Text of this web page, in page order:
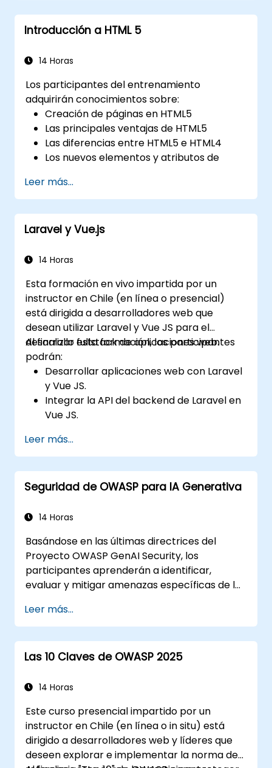
brechas en el pipeline, la formación combina
simulaciones de ataques en vivo con
técnicas prácticas de defensa.
Introducción a HTML 5
14 Horas
Los participantes del entrenamiento
adquirirán conocimientos sobre:
Creación de páginas en HTML5
Las principales ventajas de HTML5
Las diferencias entre HTML5 e HTML4
Los nuevos elementos y atributos de
Manejo de contenido multimedia de audio
y video en HTML5
Creación de formularios
Almacenamiento web para aplicaciones
Leer más...
Laravel y Vue.js
14 Horas
Esta formación en vivo impartida por un
instructor en Chile (en línea o presencial)
está dirigida a desarrolladores web que
desean utilizar Laravel y Vue JS para el
desarrollo fullstack de aplicaciones web.
Al finalizar esta formación, los participantes
podrán:
Desarrollar aplicaciones web con Laravel
y Vue JS.
Integrar la API del backend de Laravel en
Vue JS.
Leer más...
Seguridad de OWASP para IA Generativa
14 Horas
Basándose en las últimas directrices del
Proyecto OWASP GenAI Security, los
participantes aprenderán a identificar,
evaluar y mitigar amenazas específicas de la
del mundo real.
Leer más...
Las 10 Claves de OWASP 2025
14 Horas
Este curso presencial impartido por un
instructor en Chile (en línea o in situ) está
dirigido a desarrolladores web y líderes que
deseen explorar e implementar la norma de